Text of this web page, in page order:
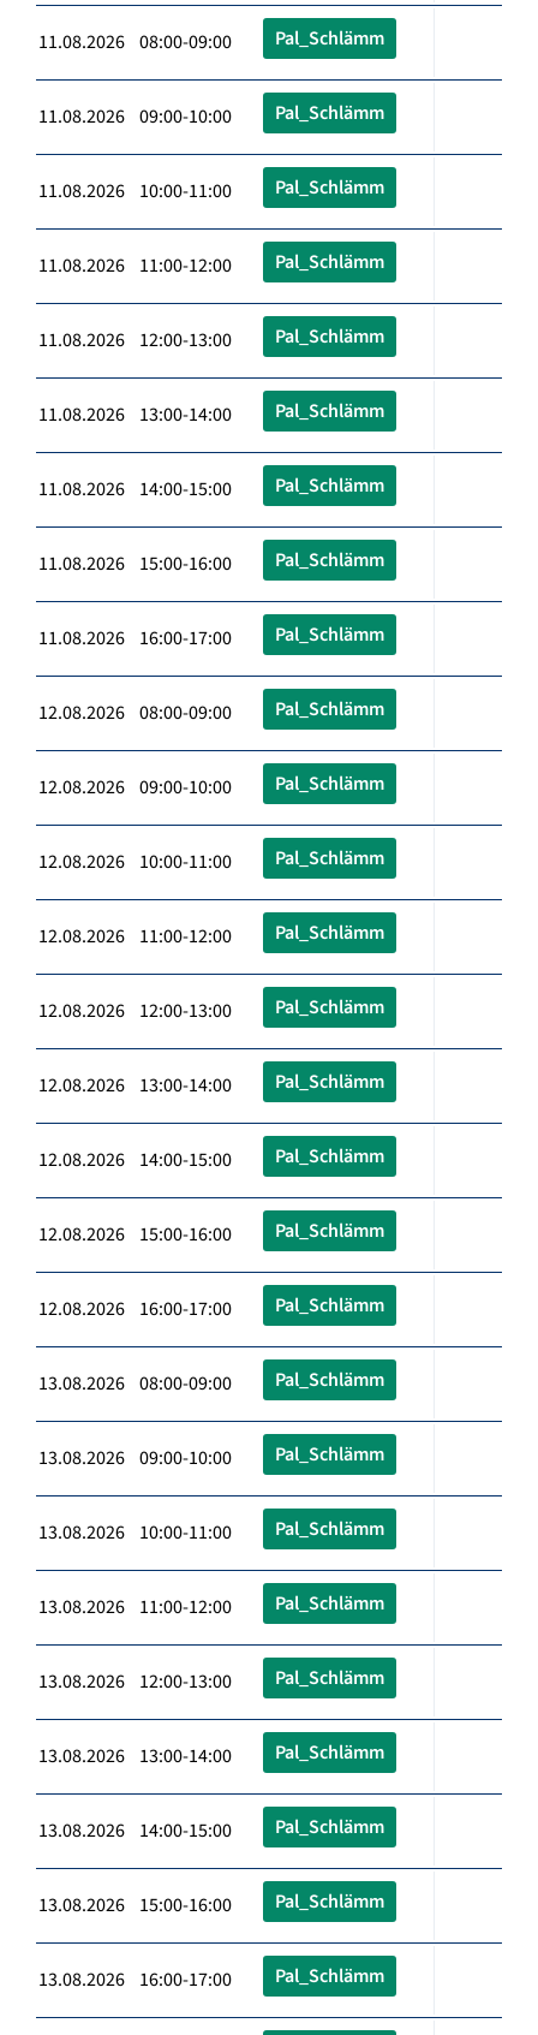
11.08.2026 08:00-09:00 Pal_Schlämm
11.08.2026 09:00-10:00 Pal_Schlämm
11.08.2026 10:00-11:00 Pal_Schlämm
11.08.2026 11:00-12:00 Pal_Schlämm
11.08.2026 12:00-13:00 Pal_Schlämm
11.08.2026 13:00-14:00 Pal_Schlämm
11.08.2026 14:00-15:00 Pal_Schlämm
11.08.2026 15:00-16:00 Pal_Schlämm
11.08.2026 16:00-17:00 Pal_Schlämm
12.08.2026 08:00-09:00 Pal_Schlämm
12.08.2026 09:00-10:00 Pal_Schlämm
12.08.2026 10:00-11:00 Pal_Schlämm
12.08.2026 11:00-12:00 Pal_Schlämm
12.08.2026 12:00-13:00 Pal_Schlämm
12.08.2026 13:00-14:00 Pal_Schlämm
12.08.2026 14:00-15:00 Pal_Schlämm
12.08.2026 15:00-16:00 Pal_Schlämm
12.08.2026 16:00-17:00 Pal_Schlämm
13.08.2026 08:00-09:00 Pal_Schlämm
13.08.2026 09:00-10:00 Pal_Schlämm
13.08.2026 10:00-11:00 Pal_Schlämm
13.08.2026 11:00-12:00 Pal_Schlämm
13.08.2026 12:00-13:00 Pal_Schlämm
13.08.2026 13:00-14:00 Pal_Schlämm
13.08.2026 14:00-15:00 Pal_Schlämm
13.08.2026 15:00-16:00 Pal_Schlämm
13.08.2026 16:00-17:00 Pal_Schlämm